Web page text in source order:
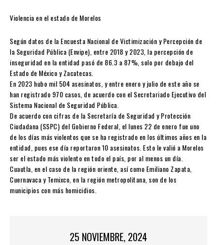
Violencia en el estado de Morelos
Según datos de la Encuesta Nacional de Victimización y Percepción de
la Seguridad Pública (Envipe), entre 2018 y 2023, la percepción de
inseguridad en la entidad pasó de 86.3 a 87%, solo por debajo del
Estado de México y Zacatecas.
En 2023 hubo mil 504 asesinatos, y entre enero y julio de este año se
han registrado 970 casos, de acuerdo con el Secretariado Ejecutivo del
Sistema Nacional de Seguridad Pública.
De acuerdo con cifras de la Secretaría de Seguridad y Protección
Ciudadana (SSPC) del Gobierno Federal, el lunes 22 de enero fue uno
de los días más violentos que se ha registrado en los últimos años en la
entidad, pues ese día reportaron 10 asesinatos. Esto le valió a Morelos
ser el estado más violento en todo el país, por al menos un día.
Cuautla, en el caso de la región oriente, así como Emiliano Zapata,
Cuernavaca y Temixco, en la región metropolitana, son de los
municipios con más homicidios.
25 NOVIEMBRE, 2024